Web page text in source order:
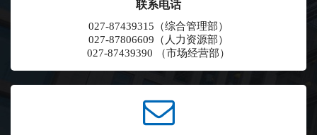
联系电话
027-87439315（综合管理部）
027-87806609（人力资源部）
027-87439390 （市场经营部）